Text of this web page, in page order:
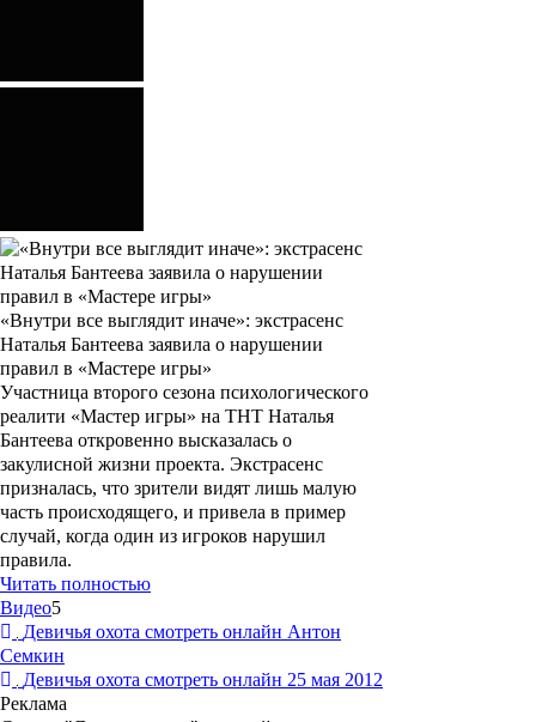
«Внутри все выглядит иначе»: экстрасенс
Наталья Бантеева заявила о нарушении
правил в «Мастере игры»
Участница второго сезона психологического
реалити «Мастер игры» на ТНТ Наталья
Бантеева откровенно высказалась о
закулисной жизни проекта. Экстрасенс
призналась, что зрители видят лишь малую
часть происходящего, и привела в пример
случай, когда один из игроков нарушил
правила.
Читать полностью
Видео5
Девичья охота смотреть онлайн Антон
Семкин
Девичья охота смотреть онлайн 25 мая 2012
Реклама